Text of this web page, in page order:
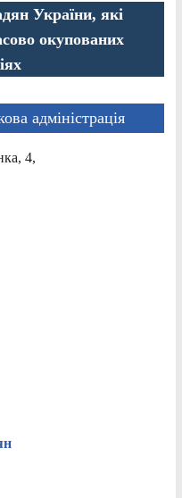
України, які
окупованих
адміністрація
4,